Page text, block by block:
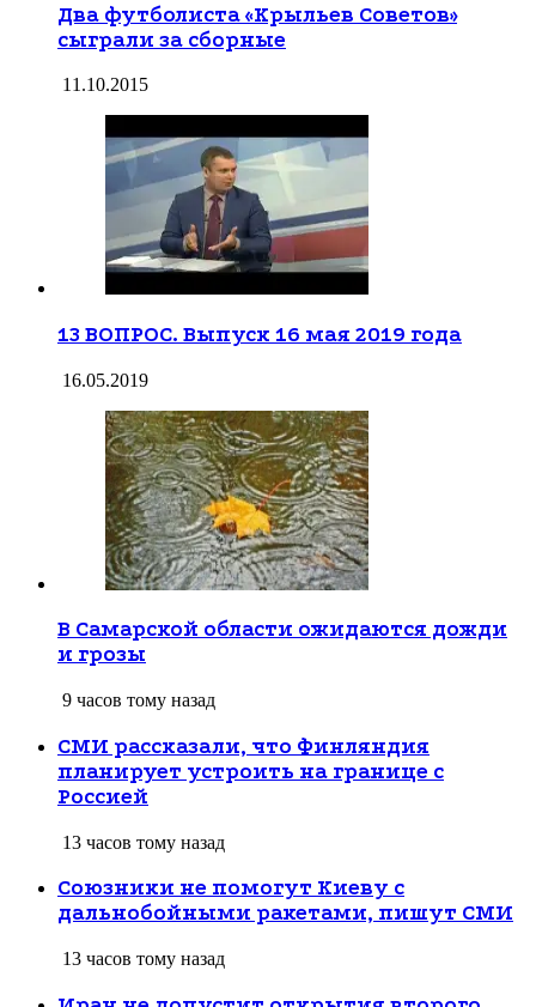
Два футболиста «Крыльев Советов»
сыграли за сборные
11.10.2015
13 ВОПРОС. Выпуск 16 мая 2019 года
16.05.2019
В Самарской области ожидаются дожди
и грозы
9 часов тому назад
СМИ рассказали, что Финляндия
планирует устроить на границе с
Россией
13 часов тому назад
Союзники не помогут Киеву с
дальнобойными ракетами, пишут СМИ
13 часов тому назад